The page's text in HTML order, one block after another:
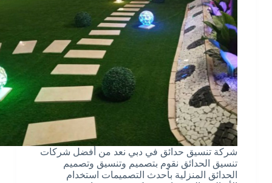
شركة تنسيق حدائق في دبي نعد من أفضل شركات
تنسيق الحدائق نقوم بتصميم وتنسيق وتصميم
الحدائق المنزلية بأحدث التصميمات استخدام